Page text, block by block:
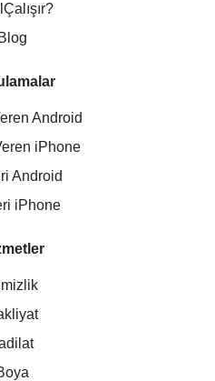
Blog
Android
iPhone
Android
iPhone